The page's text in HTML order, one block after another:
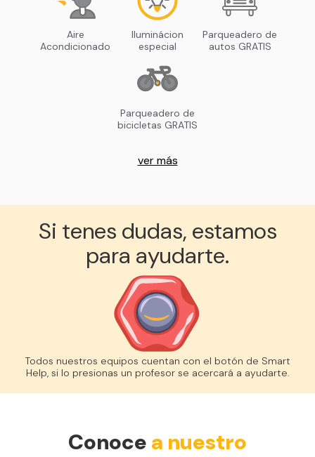
Aire
Acondicionado
Iluminácion
especial
Parqueadero de
autos GRATIS
Parqueadero de
bicicletas GRATIS
ver más
Si tenes dudas, estamos
para ayudarte.
Todos nuestros equipos cuentan con el botón de Smart
Help, si lo presionas un profesor se acercará a ayudarte.
Conoce a nuestro